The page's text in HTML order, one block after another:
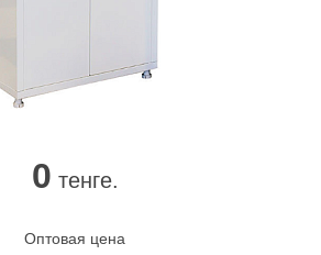
0 тенге.
Оптовая цена